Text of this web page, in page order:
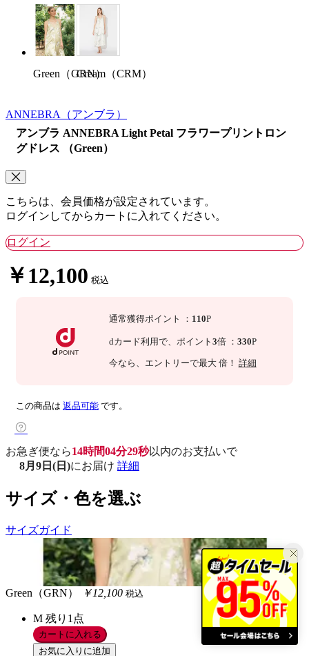
Green（GRN）Cream（CRM）
ANNEBRA （アンブラ）
アンブラ ANNEBRA Light Petal フラワープリントロン
グドレス （Green）
こちらは、会員価格が設定されています。
ログインしてからカートに入れてください。
ログイン
￥12,100 税込
通常獲得ポイント ： 110P
dカード利用で、 ポイント 3倍 ： 330P
今なら 、エントリーで最大 倍！ 詳細
この商品は 返品可能 です。
お急ぎ便なら14時間04分28秒以内のお支払いで
8月9日(日)にお届け 詳細
サイズ・色を選ぶ
サイズガイド
Green（GRN） ￥12,100 税込
M 残り1点
カートに入れる
お気に入りに追加